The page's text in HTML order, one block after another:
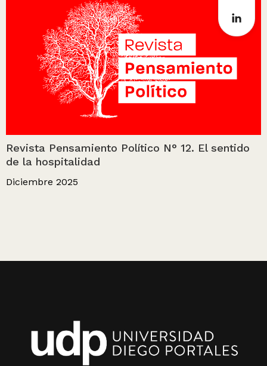
Revista Pensamiento Político N° 12. El sentido
de la hospitalidad
Diciembre 2025